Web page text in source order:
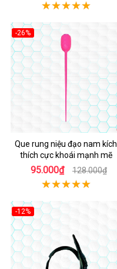
-26%
Que rung niệu đạo nam kích
thích cực khoái mạnh mẽ
95.000₫ 128.000₫
-12%